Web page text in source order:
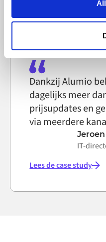
browser settings
functioning of the website,
party ad networks for
on the internet
Dankzij Alumio
dagelijks meer
prijsupdates en
via meerdere
IT-
Lees de case study